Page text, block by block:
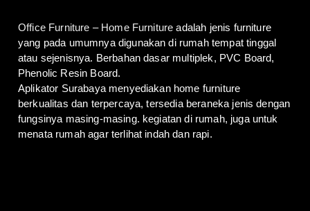
Office Furniture – Home Furniture adalah jenis furniture
yang pada umumnya digunakan di rumah tempat tinggal
atau sejenisnya. Berbahan dasar multiplek, PVC Board,
Phenolic Resin Board.
Aplikator Surabaya menyediakan home furniture
berkualitas dan terpercaya, tersedia beraneka jenis dengan
fungsinya masing-masing. kegiatan di rumah, juga untuk
menata rumah agar terlihat indah dan rapi.